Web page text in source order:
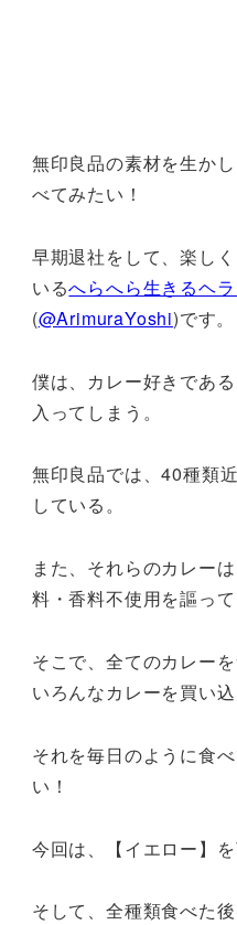
無印良品の素材を生か
べてみたい！
早期退社をして、楽し
いるへらへら生きるヘ
(@ArimuraYoshi)です。
僕は、カレー好きであ
入ってしまう。
無印良品では、40種類
している。
また、それらのカレー
料・香料不使用を謳って
そこで、全てのカレー
いろんなカレーを買い
それを毎日のように食
い！
今回は、【イエロー】を
そして、全種類食べた